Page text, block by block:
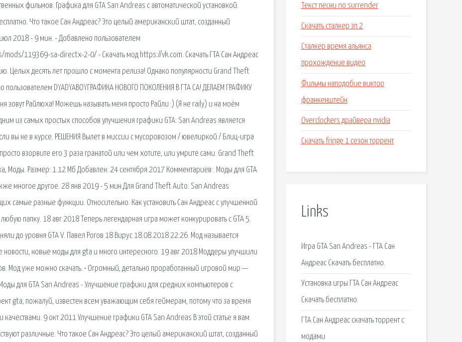
фильмов. Графика для GTA San Andreas с автоматической установкой.
Что такое Сан Андреас? Это целый американский штат, созданный
2018 - 9 мин. - Добавлено пользователем
119369-sa-directx-2-0/ - Скачать мод https://vk.com. Скачать ГТА Сан Андреас
Целых десять лет прошло с момента релиза! Однако популярности Grand Theft
DYADYABOYГРАФИКА НОВОГО ПОКОЛЕНИЯ В ГТА СА! ДЕЛАЕМ ГРАФИКУ
зовут Райлюха! Можешь называть меня просто Райли :) (Я не raily) и на моём
из самых простых способов улучшения графики GTA: San Andreas является
вы не в курсе. РЕШЕНИЯ Вылет в миссии с мусоровозом / ювелиркой / Блиц-игра
взорвите его 3 раза гранатой или чем хотите, или умрите сами. Grand Theft
Моды. Размер: 1.12 Мб Добавлен: 24 сентября 2017 Комментариев:. Моды для GTA
многое другое. 28 янв 2019 - 5 мин.Для Grand Theft Auto: San Andreas
самые разные функции. Относительно. Как установить Сан Андреас с улучшенной
папку. 18 авг 2018 Теперь легендарная игра может конкурировать с GTA 5.
до уровня GTA V. Павел Рогов 18 Bupyc 18.08.2018 22:26. Мод называется
новые моды для gta и много интересного. 19 авг 2018 Моддеры улучшили
Мод уже можно скачать. • Огромный, детально проработанный игровой мир —
для GTA San Andreas - Улучшение графики для средних компьютеров с
gta, пожалуй, известен всем уважающим себя геймерам, потому что за время
9 окт 2011 Улучшение графики GTA San Andreas В этой статье я вам
различные. Что такое Сан Андреас? Это целый американский штат, созданный
Текст песни no surrender
Скачать сталкер зп 2
Сталкер время альянса
прохождение видео
Фильмы наподобие виктор
франкенштейн
Overclockers драйвера nvidia
Скачать fringe 1 сезон торрент
Links
Игра GTA San Andreas - ГТА Сан
Андреас Скачать бесплатно.
Установка игры ГТА Сан Андреас
Скачать бесплатно.
ГТА Сан Андреас скачать торрент с
модами